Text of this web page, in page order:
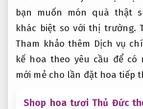
bạn muốn món quà thật
khác biệt so với thị trường.
Tham khảo thêm Dịch vụ
kế hoa theo yêu cầu để có
mới mẻ cho lần đặt hoa tiếp
Shop hoa tươi Thủ Đức